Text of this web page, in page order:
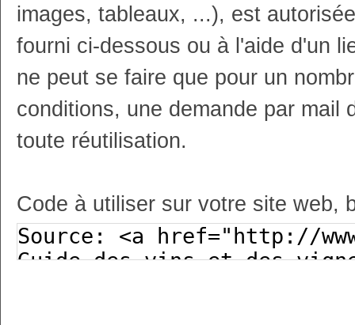
images, tableaux, ...), est
fourni ci-dessous ou à l'aide d'un
ne peut se faire que pour un
conditions, une demande par mail
toute réutilisation.
Code à utiliser sur votre site web,